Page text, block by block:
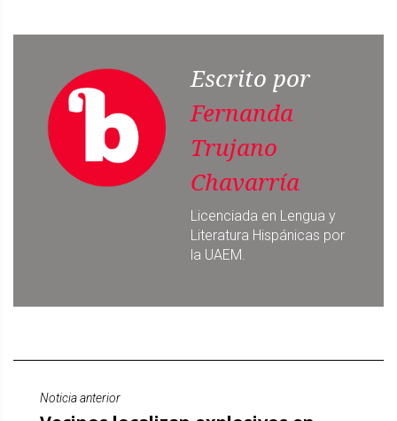
Escrito por
Fernanda
Trujano
Chavarría
Licenciada en Lengua y
Literatura Hispánicas por
la UAEM.
Noticia anterior